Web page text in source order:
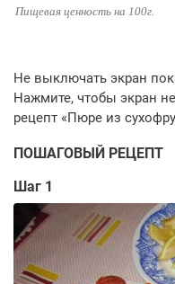
Пищевая ценность на 100г.
ПОШАГОВЫЙ РЕЦЕПТ
Шаг 1